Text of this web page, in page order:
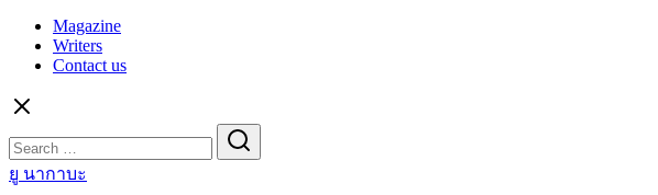
Magazine
Writers
Contact us
for:
ยู นากาบะ